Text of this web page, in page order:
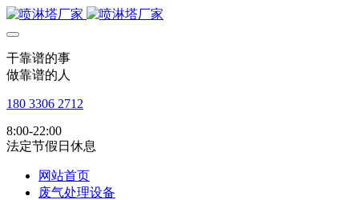
干靠谱的事
做靠谱的人
180 3306 2712
8:00-22:00
法定节假日休息
网站首页
废气处理设备